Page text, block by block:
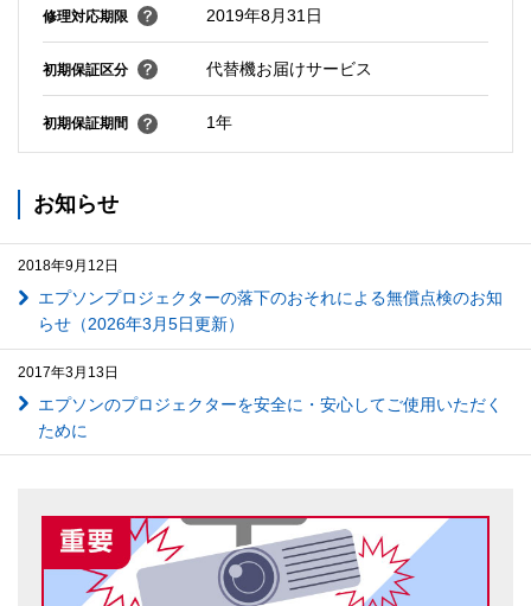
修理対応期限 2019年8月31日
初期保証区分 代替機お届けサービス
初期保証期間 1年
お知らせ
2018年9月12日
エプソンプロジェクターの落下のおそれによる無償点検のお知
らせ（2026年3月5日更新）
2017年3月13日
エプソンのプロジェクターを安全に・安心してご使用いただく
ために